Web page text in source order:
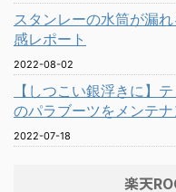
スタンレーの水筒が漏
感レポート
2022-08-02
【しつこい銀浮きに】
のパラブーツをメンテナ
2022-07-18
楽天